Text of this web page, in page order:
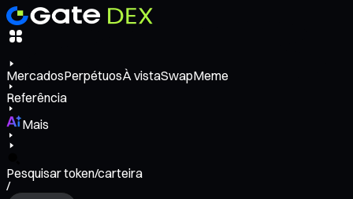
MercadosPerpétuosÀ vistaSwapMeme
Referência
Mais
Pesquisar token/carteira
/